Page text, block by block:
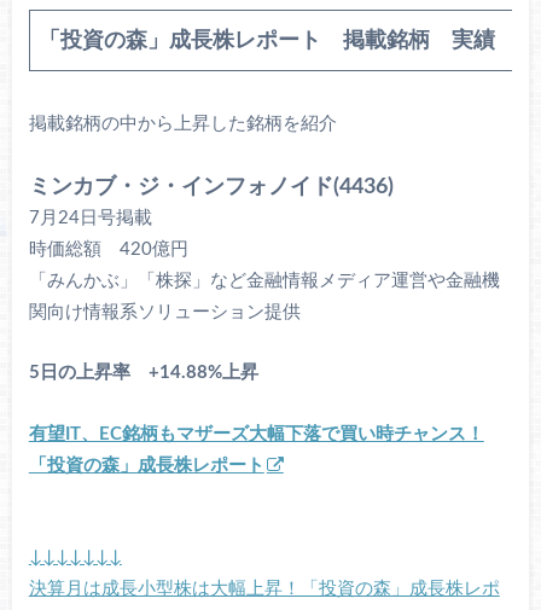
「投資の森」成長株レポート 掲載銘柄 実績
掲載銘柄の中から上昇した銘柄を紹介
ミンカブ・ジ・インフォノイド(4436)
7月24日号掲載
時価総額 420億円
「みんかぶ」「株探」など金融情報メディア運営や金融機
関向け情報系ソリューション提供
5日の上昇率 +14.88%上昇
有望IT、EC銘柄もマザーズ大幅下落で買い時チャンス！
「投資の森」成長株レポート
↓↓↓↓↓↓↓
決算月は成長小型株は大幅上昇！「投資の森」成長株レポ